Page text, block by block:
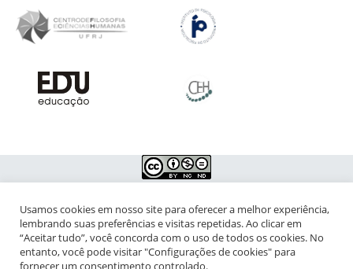
NIPIAC – Núcleo Interdisciplinar de Pesquisa para a Infância e
Adolescência Contemporâneas
Universidade Federal do Rio de Janeiro - Campus da Praia Vermelha
Usamos cookies em nosso site para oferecer a melhor experiência,
lembrando suas preferências e visitas repetidas. Ao clicar em
“Aceitar tudo”, você concorda com o uso de todos os cookies. No
entanto, você pode visitar "Configurações de cookies" para
fornecer um consentimento controlado.